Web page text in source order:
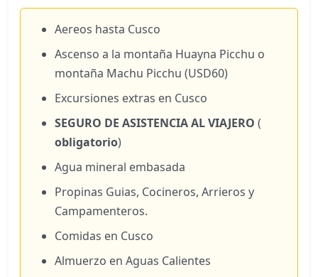
Aereos hasta Cusco
Ascenso a la montaña Huayna Picchu o
montaña Machu Picchu (USD60)
Excursiones extras en Cusco
SEGURO DE ASISTENCIA AL VIAJERO (
obligatorio)
Agua mineral embasada
Propinas Guias, Cocineros, Arrieros y
Campamenteros.
Comidas en Cusco
Almuerzo en Aguas Calientes